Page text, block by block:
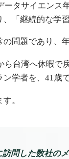
タサイエンス
「継続的な学
問題であり、
台湾へ休暇で
学者を、41歳
。
問した数社の